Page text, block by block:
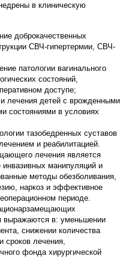
в клиническую
доброкачественных
СВЧ-гипертермии, СВЧ-
патологии вагинального
состояний,
доступе;
лечения детей с врожденными
состояниями в условиях
тазобедренных суставов
и реабилитацией.
лечения является
инвазивных манипуляций и
методы обезболивания,
наркоз и эффективное
периоде.
выражаются в: уменьшении
снижении количества
сроков лечения,
фонда хирургической